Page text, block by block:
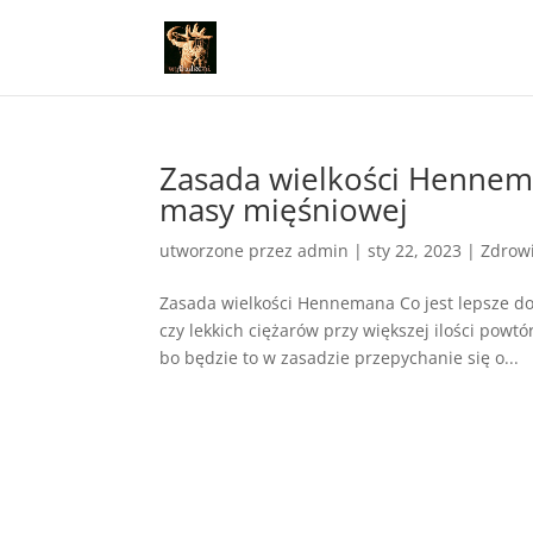
Zasada wielkości
masy mięśniowej
utworzone przezadmin |sty 22, 2023 |
Zasada wielkości Hennemana Co jest lepsze
czy lekkich ciężarów przy większej ilości
bo będzie to w zasadzie przepychanie się o...